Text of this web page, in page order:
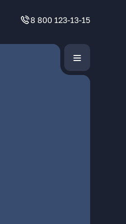
8 800 123-13-15